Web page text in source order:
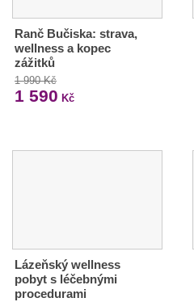
Ranč Bučiska: strava,
wellness a kopec
zážitků
1 990 Kč
1 590 Kč
Lázeňský wellness
pobyt s léčebnými
procedurami